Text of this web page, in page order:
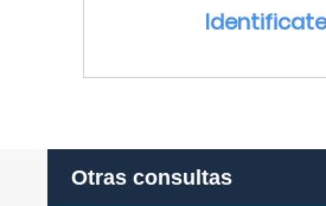
Identificate
Otras consultas